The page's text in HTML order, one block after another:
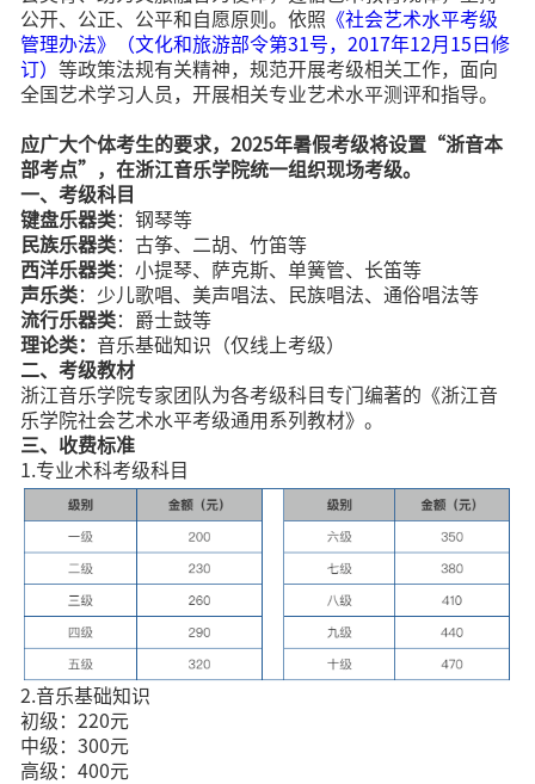
公开、公正、公平和自愿原则。依照 《社会艺术水平考级
管理办法》（文化和旅游部令第31号，2017年12月15日修
订） 等政策法规有关精神，规范开展考级相关工作，面向
全国艺术学习人员，开展相关专业艺术水平测评和指导。
应广大个体考生的要求，2025年暑假考级将设置“浙音本
部考点”，在浙江音乐学院统一组织现场考级。
一、考级科目
键盘乐器类：钢琴等
民族乐器类：古筝、二胡、竹笛等
西洋乐器类：小提琴、萨克斯、单簧管、长笛等
声乐类：少儿歌唱、美声唱法、民族唱法、通俗唱法等
流行乐器类：爵士鼓等
理论类： 音乐基础知识（仅线上考级）
二、考级教材
浙江音乐学院专家团队为各考级科目专门编著的《浙江音
乐学院社会艺术水平考级通用系列教材》。
三、收费标准
1.专业术科考级科目
2.音乐基础知识
初级：220元
中级：300元
高级：400元